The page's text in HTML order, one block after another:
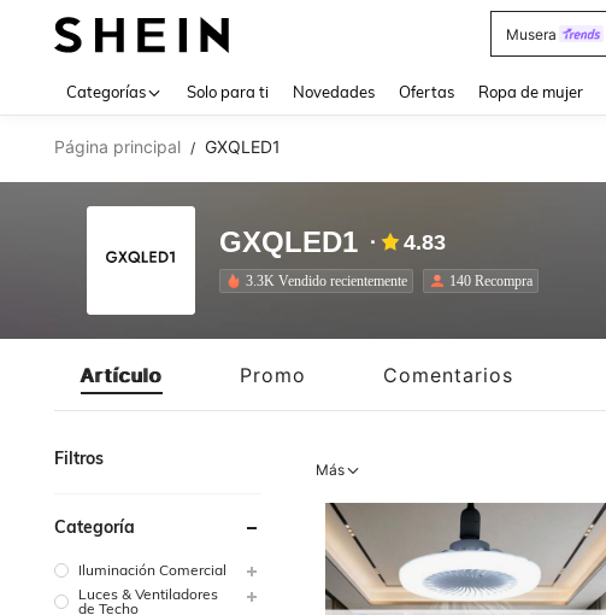
Musera
Categorías Solo para ti Novedades Ofertas Ropa de mujer
Página principal / GXQLED1
GXQLED1 4.83
3.3K Vendido recientemente 140 Recompra
Artículo Promo Comentarios
Filtros
Categoría
Iluminación Comercial
Luces & Ventiladores
de Techo
Más